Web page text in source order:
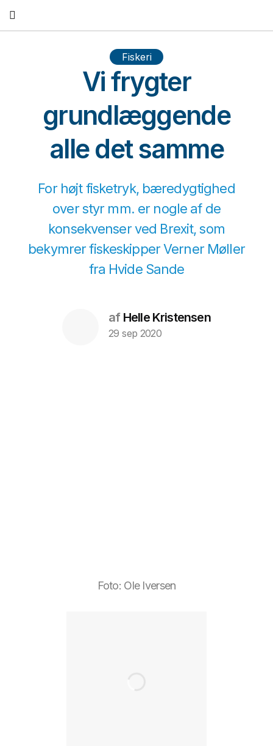
Fiskeri
Vi frygter
grundlæggende
alle det samme
For højt fisketryk, bæredygtighed
over styr mm. er nogle af de
konsekvenser ved Brexit, som
bekymrer fiskeskipper Verner Møller
fra Hvide Sande
afHelle Kristensen
29 sep 2020
Foto: Ole Iversen